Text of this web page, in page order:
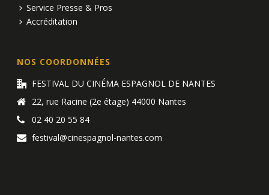
Service Presse & Pros
Accréditation
NOS COORDONNÉES
FESTIVAL DU CINÉMA ESPAGNOL DE NANTES
22, rue Racine (2e étage) 44000 Nantes
02 40 20 55 84
festival@cinespagnol-nantes.com